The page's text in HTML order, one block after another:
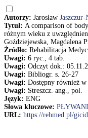
Autorzy: Jarosław
Tytuł: A comparison of
różnym wieku z
Goździejewska, Magdalena
Źródło: Rehabilitacja
Uwagi: 6 ryc., 4 tab.
Uwagi: Odczyt dok.:
Uwagi: Bibliogr. s. 26-27
Uwagi: Dostępny również
Uwagi: Streszcz. ang., pol.
Język: ENG
Słowa kluczowe:
URL: https://rehmed.pl/